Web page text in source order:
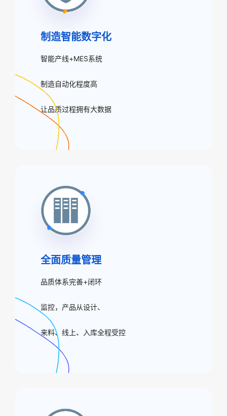
制造智能数字化
智能产线+MES系统
制造自动化程度高
让品质过程拥有大数据
全面质量管理
品质体系完善+闭环
监控，产品从设计、
来料、线上、入库全程受控